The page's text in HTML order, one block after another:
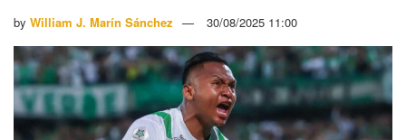
by William J. Marín Sánchez 30/08/2025 11:00